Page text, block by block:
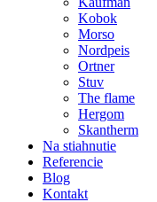
Kobok
Morso
Nordpeis
Ortner
Stuv
The flame
Hergom
Skantherm
Na stiahnutie
Referencie
Blog
Kontakt